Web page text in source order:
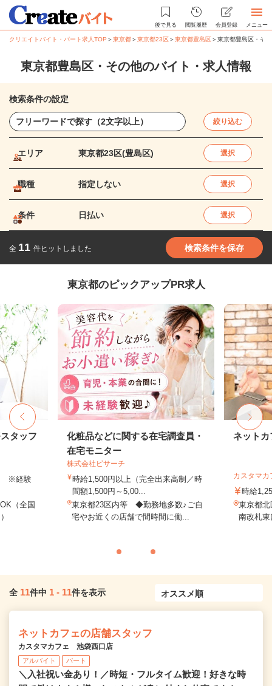
後で見る 閲覧履歴 会員登録 メニュー
クリエイトバイト・パート求人TOP ＞東京都＞東京都23区＞東京都豊島区＞東京都豊島区・そ
東京都豊島区・その他のバイト・求人情報
検索条件の設定
絞り込む
エリア 東京都23区(豊島区) 選択
職種 指定しない 選択
条件 日払い 選択
全 11 件ヒットしました 検索条件を保存
東京都のピックアップPR求人
タッフ
※経験
（全国
化粧品などに関する在宅調査員・
在宅モニター
株式会社ビサーチ
時給1,500円以上（完全出来高制／時
間額1,500円～5,00...
東京都23区内等 ◆勤務地多数♪ご自
宅やお近くの店舗で間時間に働...
ネットカ
カスタマ
時給
東京都北
南改札
全 11件中 1 - 11件を表示
ネットカフェの店舗スタッフ
カスタマカフェ 池袋西口店
アルバイト パート
＼入社祝い金あり！／時短・フルタイム歓迎！好きな時